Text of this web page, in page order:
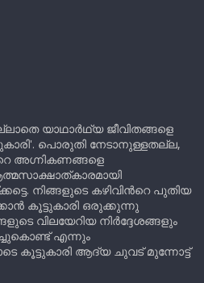
യാഥാർഥ്യ ജീവിതങ്ങളെ
പൊരുതി നേടാനുള്ളതല്ല,
അഗ്നികണങ്ങളെ
നിങ്ങളുടെ കഴിവിന്‍റെ പുതിയ
കൂട്ടുകാരി ഒരുക്കുന്നു
വിലയേറിയ നിർദ്ദേശങ്ങളും
എന്നും
കൂട്ടുകാരി ആദ്യ ചുവട് മുന്നോട്ട്